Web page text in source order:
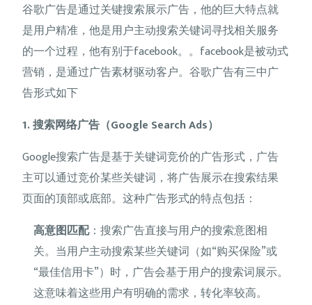
谷歌广告是通过关键搜索展示广告，他的巨大特点就
是用户精准，他是用户主动搜索关键词寻找相关服务
的一个过程，他有别于facebook。。facebook是被动式
营销，是通过广告素材驱动客户。谷歌广告有三中广
告形式如下
1. 搜索网络广告（Google Search Ads）
Google搜索广告是基于关键词竞价的广告形式，广告
主可以通过竞价某些关键词，将广告展示在搜索结果
页面的顶部或底部。这种广告形式的特点包括：
高意图匹配：搜索广告直接与用户的搜索意图相
关。当用户主动搜索某些关键词（如“购买保险”或
“最佳信用卡”）时，广告会基于用户的搜索词展示。
这意味着这些用户有明确的需求，转化率较高。